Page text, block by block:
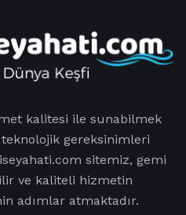
kalitesi ile sunabilmek
gereksinimleri
sitemiz, gemi
ve kaliteli hizmetin
adımlar atmaktadır.